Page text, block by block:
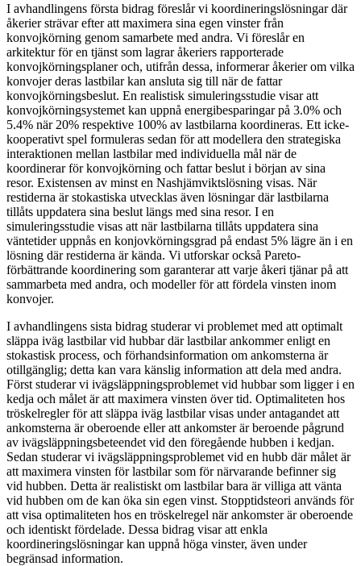
I avhandlingens första bidrag föreslår vi koordineringslösningar där
åkerier strävar efter att maximera sina egen vinster från
konvojkörning genom samarbete med andra. Vi föreslår en
arkitektur för en tjänst som lagrar åkeriers rapporterade
konvojkörningsplaner och, utifrån dessa, informerar åkerier om vilka
konvojer deras lastbilar kan ansluta sig till när de fattar
konvojkörningsbeslut. En realistisk simuleringsstudie visar att
konvojkörningsystemet kan uppnå energibesparingar på 3.0% och
5.4% när 20% respektive 100% av lastbilarna koordineras. Ett icke-
kooperativt spel formuleras sedan för att modellera den strategiska
interaktionen mellan lastbilar med individuella mål när de
koordinerar för konvojkörning och fattar beslut i början av sina
resor. Existensen av minst en Nashjämviktslösning visas. När
restiderna är stokastiska utvecklas även lösningar där lastbilarna
tillåts uppdatera sina beslut längs med sina resor. I en
simuleringsstudie visas att när lastbilarna tillåts uppdatera sina
väntetider uppnås en konjovkörningsgrad på endast 5% lägre än i en
lösning där restiderna är kända. Vi utforskar också Pareto-
förbättrande koordinering som garanterar att varje åkeri tjänar på att
sammarbeta med andra, och modeller för att fördela vinsten inom
konvojer.
I avhandlingens sista bidrag studerar vi problemet med att optimalt
släppa iväg lastbilar vid hubbar där lastbilar ankommer enligt en
stokastisk process, och förhandsinformation om ankomsterna är
otillgänglig; detta kan vara känslig information att dela med andra.
Först studerar vi ivägsläppningsproblemet vid hubbar som ligger i en
kedja och målet är att maximera vinsten över tid. Optimaliteten hos
tröskelregler för att släppa iväg lastbilar visas under antagandet att
ankomsterna är oberoende eller att ankomster är beroende pågrund
av ivägsläppningsbeteendet vid den föregående hubben i kedjan.
Sedan studerar vi ivägsläppningsproblemet vid en hubb där målet är
att maximera vinsten för lastbilar som för närvarande befinner sig
vid hubben. Detta är realistiskt om lastbilar bara är villiga att vänta
vid hubben om de kan öka sin egen vinst. Stopptidsteori används för
att visa optimaliteten hos en tröskelregel när ankomster är oberoende
och identiskt fördelade. Dessa bidrag visar att enkla
koordineringslösningar kan uppnå höga vinster, även under
begränsad information.